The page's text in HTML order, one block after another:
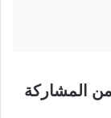
من المشاركة